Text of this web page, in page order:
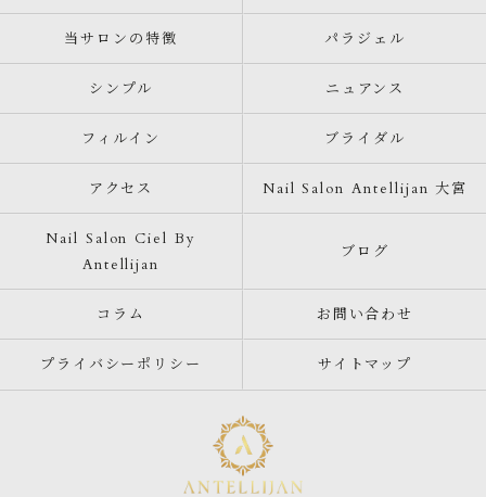
当サロンの特徴 パラジェル
シンプル ニュアンス
フィルイン ブライダル
アクセス Nail Salon Antellijan 大宮
Nail Salon Ciel By
Antellijan
ブログ
コラム お問い合わせ
プライバシーポリシー サイトマップ